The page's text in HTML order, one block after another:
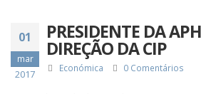
01
mar
2017
PRESIDENTE DA
DIREÇÃO DA CIP
Económica 0 Comentários